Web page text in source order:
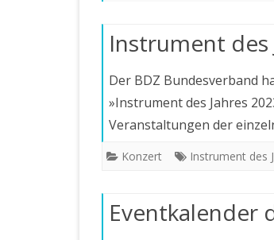
Instrument des
Der BDZ Bundesverband
»Instrument des Jahres
Veranstaltungen der
Konzert Instrument des
Eventkalender